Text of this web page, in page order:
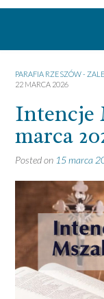
PARAFIA RZESZÓW -
22 MARCA 2026
Intencje
marca
Posted on 15 marca